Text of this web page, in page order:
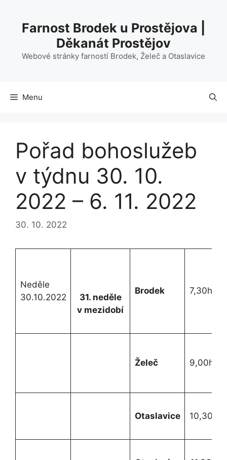
obsahFarnost Brodek u Prostějova |
Děkanát Prostějov
Webové stránky farností Brodek, Želeč a Otaslavice
Menu
Pořad bohoslužeb
v týdnu 30. 10.
2022 – 6. 11. 2022
30. 10. 2022
Neděle
30.10.2022
31. neděle
v mezidobí
Brodek 7,30h.
Želeč 9,00h.
Otaslavice 10,30h.